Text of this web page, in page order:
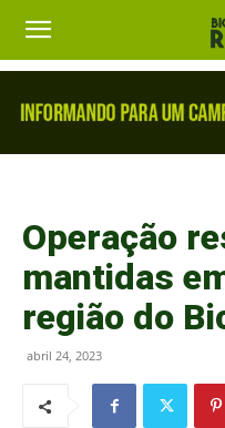
Operação
mantidas
região do
abril 24, 2023